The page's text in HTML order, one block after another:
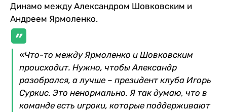
Динамо между Александром Шовковским и
Андреем Ярмоленко.
«Что-то между Ярмоленко и Шовковским
происходит. Нужно, чтобы Александр
разобрался, а лучше – президент клуба Игорь
Суркис. Это ненормально. Я так думаю, что в
команде есть игроки, которые поддерживают